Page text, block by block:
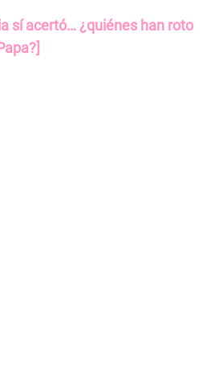
sí acertó… ¿quiénes han roto